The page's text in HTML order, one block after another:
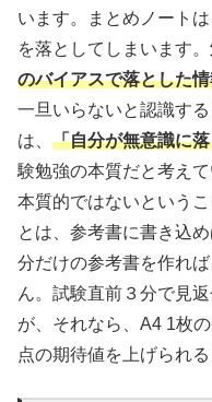
います。まとめノート
を落としてしまいます。
のバイアスで落とした
一旦いらないと認識す
は、 「自分が無意識に
験勉強の本質だと考え
本質的ではないという
とは、参考書に書き込
分だけの参考書を作れ
ん。試験直前３分で見
が、それなら、A4 1枚
点の期待値を上げられ